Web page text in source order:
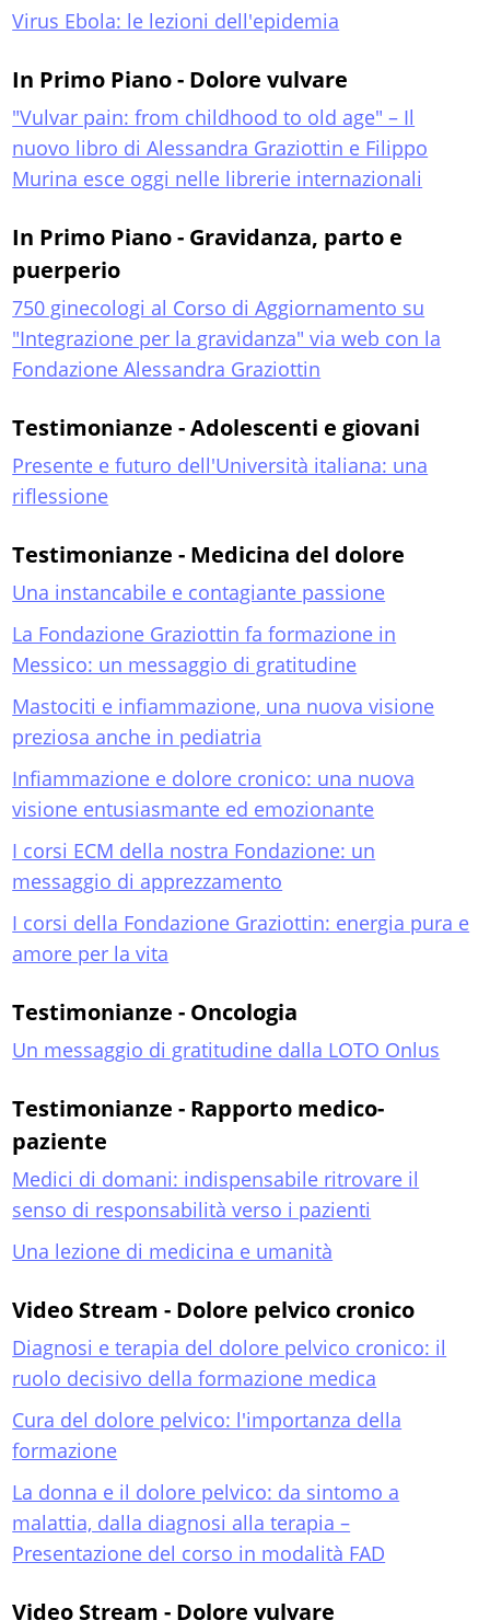
Virus Ebola: le lezioni dell'epidemia
In Primo Piano - Dolore vulvare
"Vulvar pain: from childhood to old age" – Il
nuovo libro di Alessandra Graziottin e Filippo
Murina esce oggi nelle librerie internazionali
In Primo Piano - Gravidanza, parto e
puerperio
750 ginecologi al Corso di Aggiornamento su
"Integrazione per la gravidanza" via web con la
Fondazione Alessandra Graziottin
Testimonianze - Adolescenti e giovani
Presente e futuro dell'Università italiana: una
riflessione
Testimonianze - Medicina del dolore
Una instancabile e contagiante passione
La Fondazione Graziottin fa formazione in
Messico: un messaggio di gratitudine
Mastociti e infiammazione, una nuova visione
preziosa anche in pediatria
Infiammazione e dolore cronico: una nuova
visione entusiasmante ed emozionante
I corsi ECM della nostra Fondazione: un
messaggio di apprezzamento
I corsi della Fondazione Graziottin: energia pura e
amore per la vita
Testimonianze - Oncologia
Un messaggio di gratitudine dalla LOTO Onlus
Testimonianze - Rapporto medico-
paziente
Medici di domani: indispensabile ritrovare il
senso di responsabilità verso i pazienti
Una lezione di medicina e umanità
Video Stream - Dolore pelvico cronico
Diagnosi e terapia del dolore pelvico cronico: il
ruolo decisivo della formazione medica
Cura del dolore pelvico: l'importanza della
formazione
La donna e il dolore pelvico: da sintomo a
malattia, dalla diagnosi alla terapia –
Presentazione del corso in modalità FAD
Video Stream - Dolore vulvare